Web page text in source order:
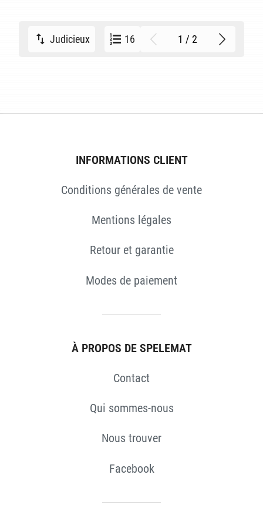
Judicieux 16 1 / 2
INFORMATIONS CLIENT
Conditions générales de vente
Mentions légales
Retour et garantie
Modes de paiement
À PROPOS DE SPELEMAT
Contact
Qui sommes-nous
Nous trouver
Facebook